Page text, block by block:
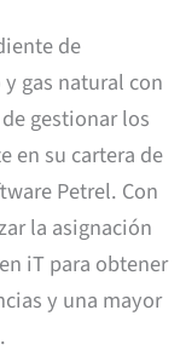
de
gas natural con
gestionar los
en su cartera de
Petrel. Con
la asignación
iT para obtener
y una mayor